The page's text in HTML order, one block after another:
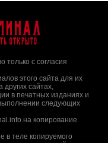
открыто
с согласия
этого сайта для их
сайтах,
в печатных изданиях и
следующих
на копирование
в теле копируемого